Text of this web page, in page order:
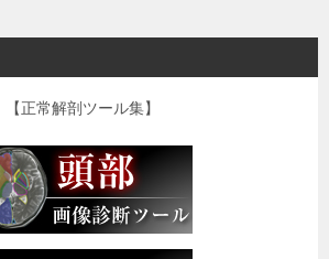
【正常解剖ツール集】